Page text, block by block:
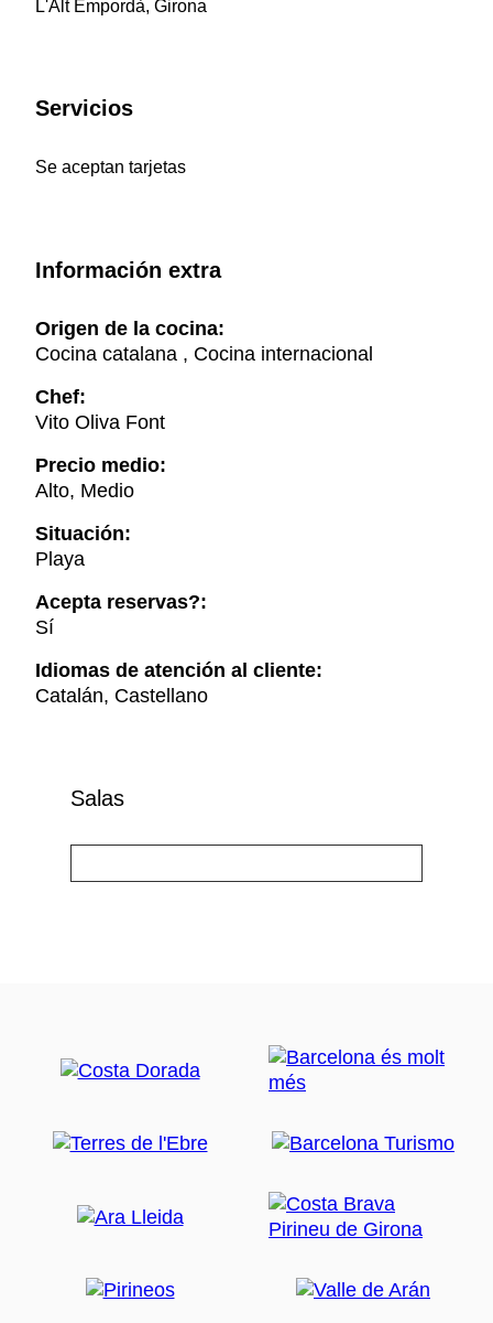
L'Alt Empordà, Girona
Servicios
Se aceptan tarjetas
Información extra
Origen de la cocina:
Cocina catalana , Cocina internacional
Chef:
Vito Oliva Font
Precio medio:
Alto, Medio
Situación:
Playa
Acepta reservas?:
Sí
Idiomas de atención al cliente:
Catalán, Castellano
Salas